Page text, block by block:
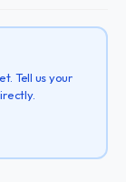
Tell us your